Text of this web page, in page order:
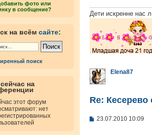
фото или
в сообщение?
на всём сайте:
поиск
на
этот форум
нет
н
и
е
Дети искренне нас
Elena87
Re:
С
23.07.2010 10:09